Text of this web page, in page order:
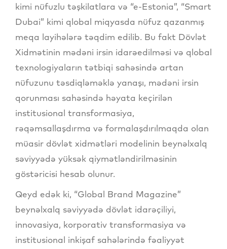
kimi nüfuzlu təşkilatlara və “e-Estonia”, “Smart
Dubai” kimi qlobal miqyasda nüfuz qazanmış
meqa layihələrə təqdim edilib. Bu fakt Dövlət
Xidmətinin mədəni irsin idarəedilməsi və qlobal
texnologiyaların tətbiqi sahəsində artan
nüfuzunu təsdiqləməklə yanaşı, mədəni irsin
qorunması sahəsində həyata keçirilən
institusional transformasiya,
rəqəmsallaşdırma və formalaşdırılmaqda olan
müasir dövlət xidmətləri modelinin beynəlxalq
səviyyədə yüksək qiymətləndirilməsinin
göstəricisi hesab olunur.
Qeyd edək ki, “Global Brand Magazine”
beynəlxalq səviyyədə dövlət idarəçiliyi,
innovasiya, korporativ transformasiya və
institusional inkişaf sahələrində fəaliyyət